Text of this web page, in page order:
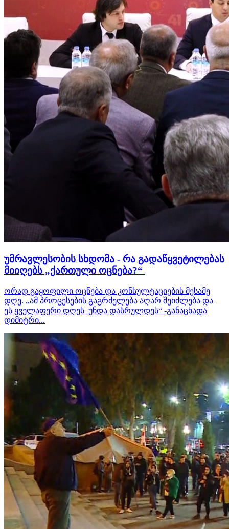
უმრავლესობის სხდომა - რა გადაწყვეტილებას
მიიღებს „ქართული ოცნება?“
ორად გაყოფილი ოცნება და კონსულტაციების მესამე
დღე. ,,ამ პროცესების გაგრძელება აღარ შეიძლება და
ეს ყველაფერი დღეს უნდა დასრულდეს“ -განაცხადა
დიმიტრი...